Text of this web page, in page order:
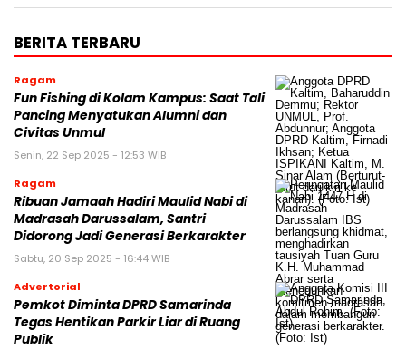
BERITA TERBARU
Ragam
Fun Fishing di Kolam Kampus: Saat Tali
Pancing Menyatukan Alumni dan
Civitas Unmul
Senin, 22 Sep 2025 - 12:53 WIB
Ragam
Ribuan Jamaah Hadiri Maulid Nabi di
Madrasah Darussalam, Santri
Didorong Jadi Generasi Berkarakter
Sabtu, 20 Sep 2025 - 16:44 WIB
Advertorial
Pemkot Diminta DPRD Samarinda
Tegas Hentikan Parkir Liar di Ruang
Publik